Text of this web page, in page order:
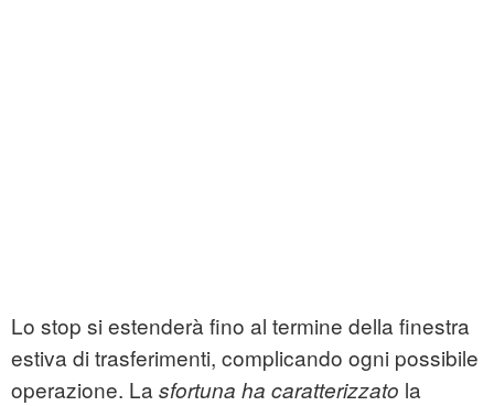
Lo stop si estenderà fino al termine della finestra
estiva di trasferimenti, complicando ogni possibile
operazione. La sfortuna ha caratterizzato la